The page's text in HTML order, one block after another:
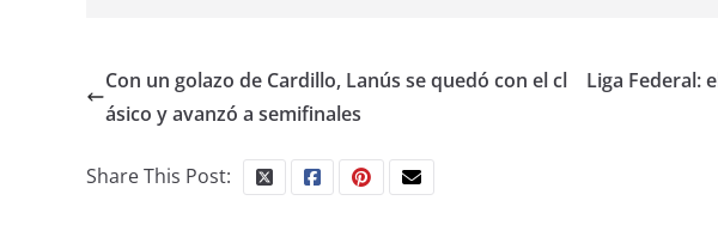
Con un golazo de Cardillo, Lanús se quedó con el cl
ásico y avanzó a semifinales
Liga Federal:
Share This Post: